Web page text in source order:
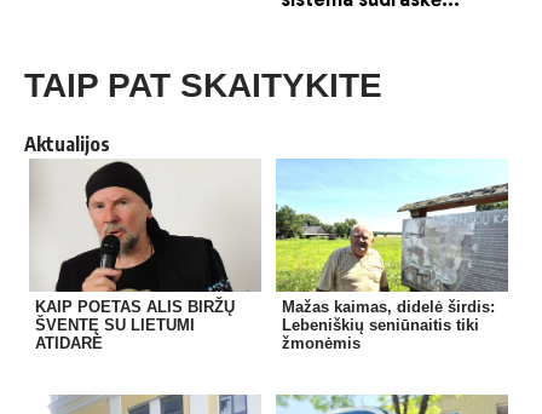
TAIP PAT SKAITYKITE
Aktualijos
KAIP POETAS ALIS BIRŽŲ
ŠVENTĘ SU LIETUMI
ATIDARĖ
Mažas kaimas, didelė širdis:
Lebeniškių seniūnaitis tiki
žmonėmis